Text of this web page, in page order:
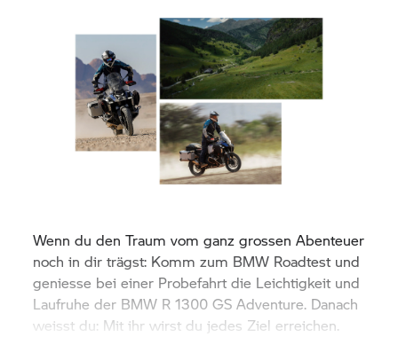
Wenn du den Traum vom ganz grossen Abenteuer
noch in dir trägst: Komm zum BMW Roadtest und
geniesse bei einer Probefahrt die Leichtigkeit und
Laufruhe der BMW R 1300 GS Adventure. Danach
weisst du: Mit ihr wirst du jedes Ziel erreichen.